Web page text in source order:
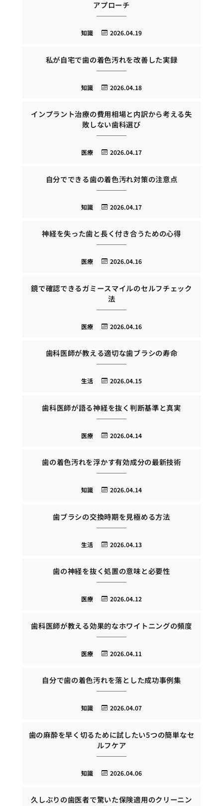
アプローチ
2026.04.19
知識
私が自宅で歯の着色汚れを改善した実録
2026.04.18
知識
インプラント治療の費用相場と内訳から考える失
敗しない歯科選び
2026.04.17
医療
自分でできる歯の着色汚れ対策の注意点
2026.04.17
知識
神経を失った歯と長く付き合うための心得
2026.04.16
医療
鏡で確認できるガミースマイルのセルフチェック
法
2026.04.16
医療
歯科医師が教える適切な歯ブラシの寿命
2026.04.15
生活
歯科医師が語る神経を抜く判断基準と真実
2026.04.14
医療
歯の着色汚れを浮かす有効成分の最新技術
2026.04.14
知識
歯ブラシの交換時期を見極める方法
2026.04.13
生活
歯の神経を抜く処置の意味と必要性
2026.04.12
医療
歯科医師が教える効果的なホワイトニングの頻度
2026.04.11
医療
自分で歯の着色汚れを落とした成功事例集
2026.04.07
知識
歯の麻酔を早く切るために試したい5つの簡単なセ
ルフケア
2026.04.06
知識
久しぶりの歯医者で驚いた保険適用のクリーニン